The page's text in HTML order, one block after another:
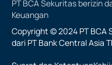
PT BCA Sekuritas berizin
Keuangan
Copyright © 2024 PT BCA
dari PT Bank Central Asia